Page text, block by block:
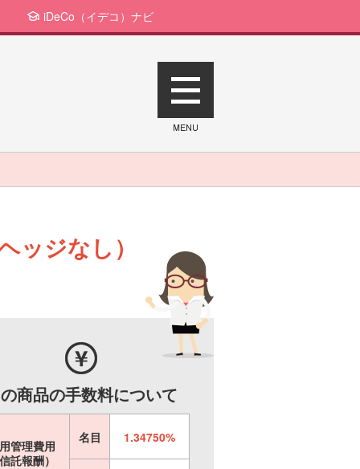
iDeCo（イデコ）ナビ
ッジなし）
商品の手数料について
管理費用
信託報酬）
名目 1.34750%